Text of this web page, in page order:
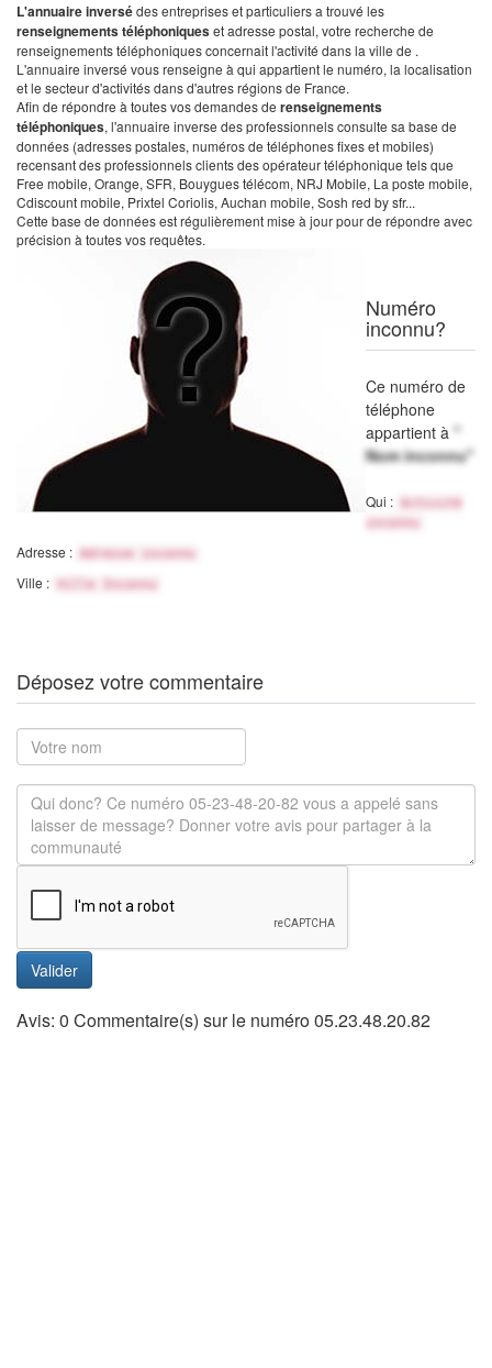
L'annuaire inversédes entreprises et particuliers a trouvé les
renseignements téléphoniqueset adresse postal, votre recherche de
renseignements téléphoniques concernait l'activité dans la ville de .
L'annuaire inversé vous renseigne à qui appartient le numéro, la localisation
et le secteur d'activités dans d'autres régions de France.
Afin de répondre à toutes vos demandes de renseignements
téléphoniques, l'annuaire inverse des professionnels consulte sa base de
données (adresses postales, numéros de téléphones fixes et mobiles)
recensant des professionnels clients des opérateur téléphonique tels que
Free mobile, Orange, SFR, Bouygues télécom, NRJ Mobile, La poste mobile,
Cdiscount mobile, Prixtel Coriolis, Auchan mobile, Sosh red by sfr...
Cette base de données est régulièrement mise à jour pour de répondre avec
précision à toutes vos requêtes.
Numéro
inconnu?
Ce numéro de
téléphone
appartient à "
Nom inconnu"
Qui :
Activité
inconnu
Adresse : Adresse inconnu
Ville : Ville Inconnu
Déposez votre commentaire
Valider
Avis: 0 Commentaire(s) sur le numéro 05.23.48.20.82